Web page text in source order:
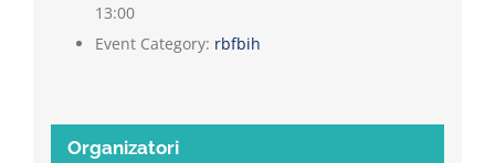
13:00
Event Category: rbfbih
Organizatori